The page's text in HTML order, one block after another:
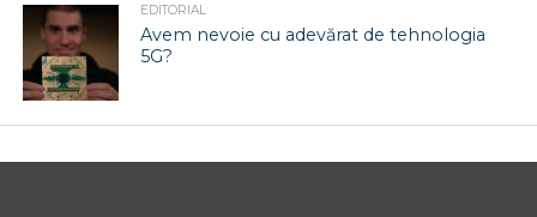
EDITORIAL
Avem nevoie cu adevărat de tehnologia
5G?